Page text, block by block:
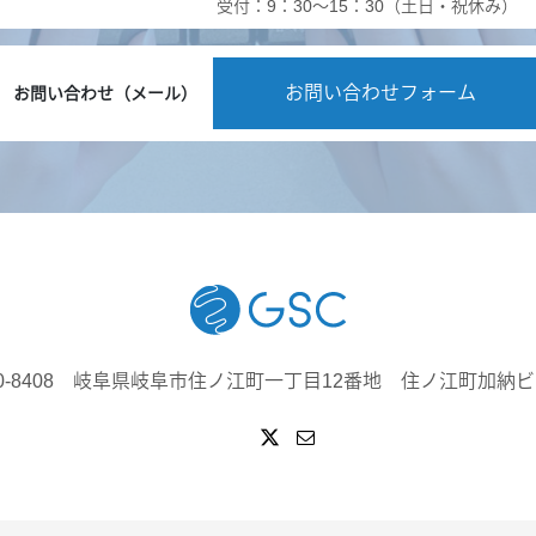
お問い合わせ（メール） お問い合わせフォーム
受付：9：30～15：30（土日・祝休み）
8408 岐阜県岐阜市住ノ江町一丁目12番地 住ノ江町加納